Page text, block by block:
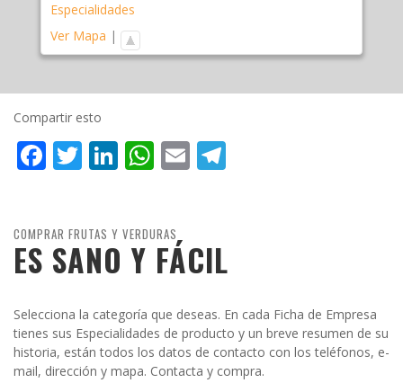
Especialidades
Ver Mapa |
Compartir esto
Facebook
Twitter
LinkedIn
WhatsApp
Email
COMPRAR FRUTAS Y VERDURAS
ES SANO Y FÁCIL
Selecciona la categoría que deseas. En cada Ficha de Empresa
tienes sus Especialidades de producto y un breve resumen de su
historia, están todos los datos de contacto con los teléfonos, e-
mail, dirección y mapa. Contacta y compra.